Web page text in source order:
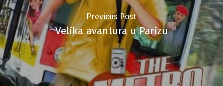
Previous Post
Velika avantura u Parizu